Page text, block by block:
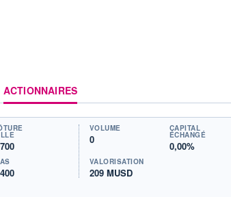
ACTIONNAIRES
VOLUME
0
CAPITAL
ÉCHANGÉ
0,00%
VALORISATION
209 MUSD